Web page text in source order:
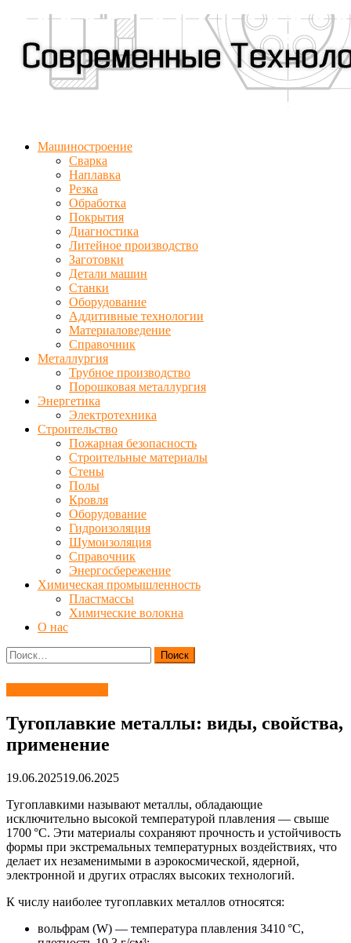
Машиностроение
Сварка
Наплавка
Резка
Обработка
Покрытия
Диагностика
Литейное производство
Заготовки
Детали машин
Станки
Оборудование
Аддитивные технологии
Материаловедение
Справочник
Металлургия
Трубное производство
Порошковая металлургия
Энергетика
Электротехника
Строительство
Пожарная безопасность
Строительные материалы
Стены
Полы
Кровля
Оборудование
Гидроизоляция
Шумоизоляция
Справочник
Энергосбережение
Химическая промышленность
Пластмассы
Химические волокна
О нас
Найти:
Тугоплавкие металлы: виды, свойства,
применение
19.06.202519.06.2025
Тугоплавкими называют металлы, обладающие
исключительно высокой температурой плавления — свыше
1700 °C. Эти материалы сохраняют прочность и устойчивость
формы при экстремальных температурных воздействиях, что
делает их незаменимыми в аэрокосмической, ядерной,
электронной и других отраслях высоких технологий.
К числу наиболее тугоплавких металлов относятся:
вольфрам (W) — температура плавления 3410 °C,